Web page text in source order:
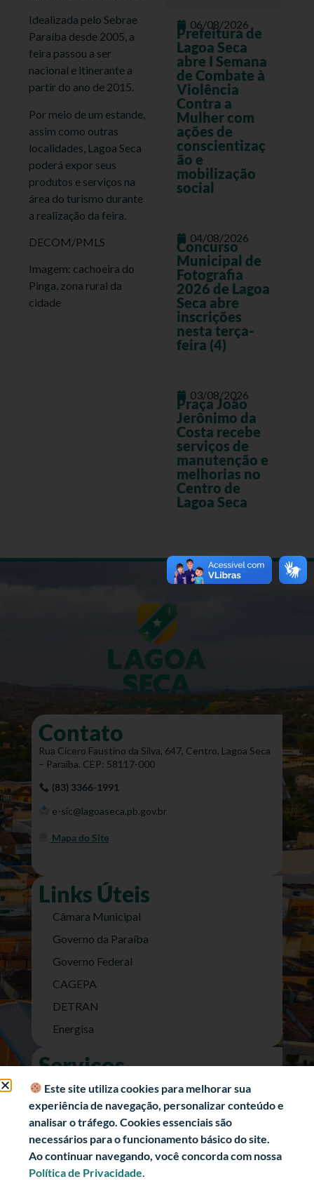
Idealizada pelo Sebrae
Paraíba desde 2005, a
feira passou a ser
nacional e itinerante a
partir do ano de 2015.
Por meio de um estande,
assim como outras
localidades, Lagoa Seca
poderá expor seus
produtos e serviços na
área do turismo durante
a realização da feira.
DECOM/PMLS
Imagem: cachoeira do
Pinga, zona rural da
cidade
06/08/2026
Prefeitura de
Lagoa Seca
abre I Semana
de Combate à
Violência
Contra a
Mulher com
ações de
conscientizaç
ão e
mobilização
social
04/08/2026
Concurso
Municipal de
Fotografia
2026 de Lagoa
Seca abre
inscrições
nesta terça-
feira (4)
03/08/2026
Praça João
Jerônimo da
Costa recebe
serviços de
manutenção e
melhorias no
Centro de
Lagoa Seca
Contato
Rua Cícero Faustino da Silva, 647, Centro, Lagoa Seca
– Paraíba. CEP: 58117-000
(83) 3366-1991
e-sic@lagoaseca.pb.gov.br
Mapa do Site
Links Úteis
Câmara Municipal
Governo da Paraíba
Governo Federal
CAGEPA
DETRAN
Energisa
Serviços
Nota Fiscal Eletrônica
e-SIC (Acesso a Informação)
Transparência Fiscal
História
Informações Turísticas
Este site utiliza cookies para melhorar sua
experiência de navegação, personalizar conteúdo e
analisar o tráfego. Cookies essenciais são
necessários para o funcionamento básico do site.
Ao continuar navegando, você concorda com nossa
Política de Privacidade.